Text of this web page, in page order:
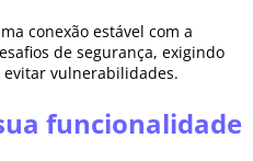
conexão estável com a
de segurança, exigindo
vulnerabilidades.
funcionalidade